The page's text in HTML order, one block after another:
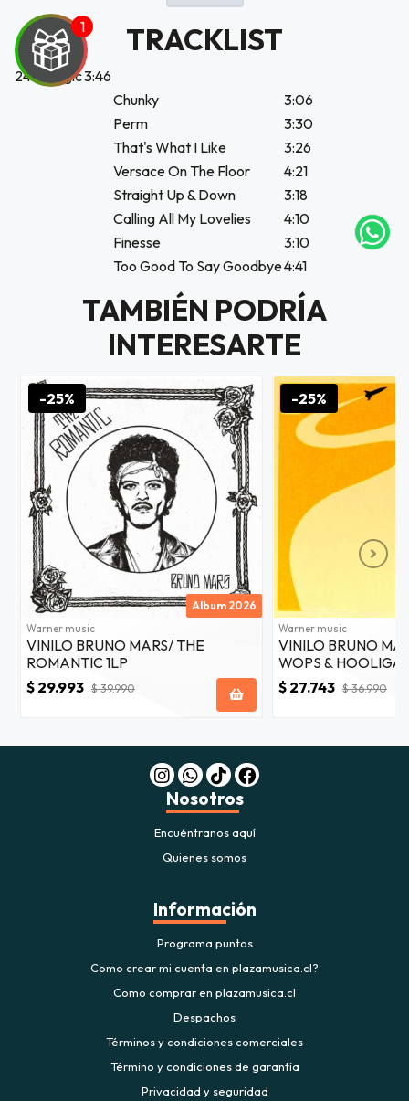
JUGAR
TRACKLIST
24K Magic3:46
Chunky
3:06
Perm
3:30
That's What I Like
3:26
Versace On The Floor
4:21
Straight Up & Down
3:18
Calling All My Lovelies
4:10
Finesse
3:10
Too Good To Say Goodbye4:41
TAMBIÉN PODRÍA
INTERESARTE
-25%
Album 2026
Warner music
VINILO BRUNO MARS/ THE
ROMANTIC 1LP
$ 29.993 $ 39.990
-25%
Warner music
VINILO BRUNO
WOPS &
$ 27.743 $ 36.990
Nosotros
Encuéntranos aquí
Quienes somos
Información
Programa puntos
Como crear mi cuenta en plazamusica.cl?
Como comprar en plazamusica.cl
Despachos
Términos y condiciones comerciales
Término y condiciones de garantía
Privacidad y seguridad